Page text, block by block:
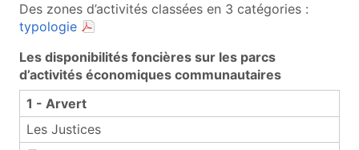
Des zones d’activités classées en 3 catégories :
typologie(document PDF, ouvre une nouvelle fenêtre)
Les disponibilités foncières sur les parcs
d’activités économiques communautaires
Les disponibilités foncières
1 - Arvert
Les Justices